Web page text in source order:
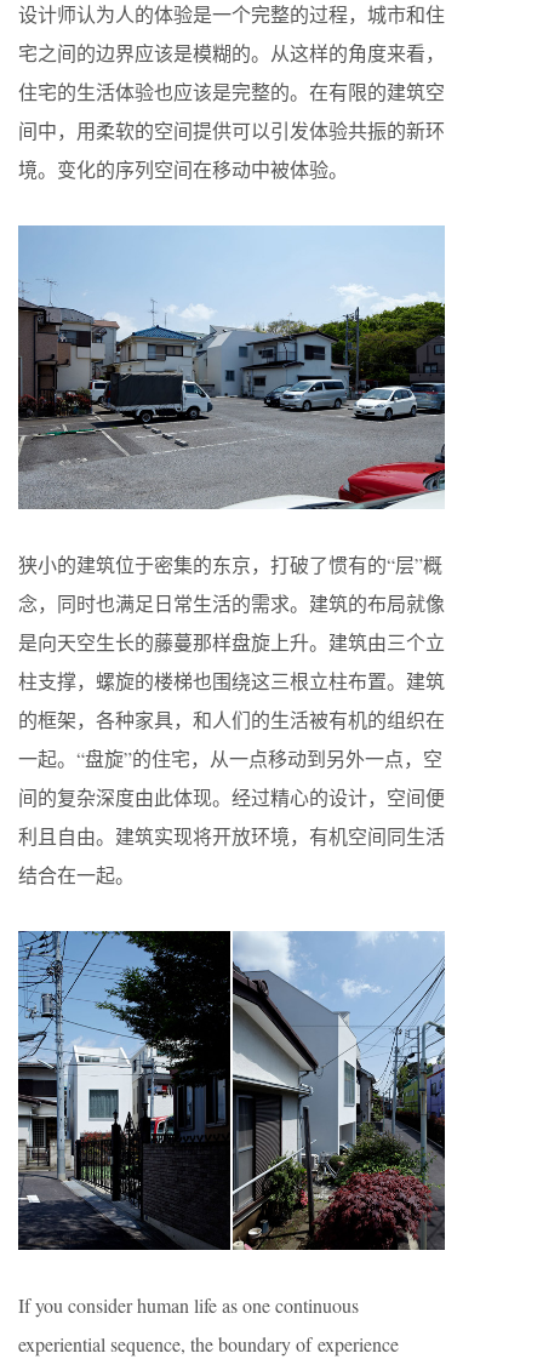
设计师认为人的体验是一个完整的过程，城市和住
宅之间的边界应该是模糊的。从这样的角度来看，
住宅的生活体验也应该是完整的。在有限的建筑空
间中，用柔软的空间提供可以引发体验共振的新环
境。变化的序列空间在移动中被体验。
狭小的建筑位于密集的东京，打破了惯有的“层”概
念，同时也满足日常生活的需求。建筑的布局就像
是向天空生长的藤蔓那样盘旋上升。建筑由三个立
柱支撑，螺旋的楼梯也围绕这三根立柱布置。建筑
的框架，各种家具，和人们的生活被有机的组织在
一起。“盘旋”的住宅，从一点移动到另外一点，空
间的复杂深度由此体现。经过精心的设计，空间便
利且自由。建筑实现将开放环境，有机空间同生活
结合在一起。
If you consider human life as one continuous
experiential sequence, the boundary of experience